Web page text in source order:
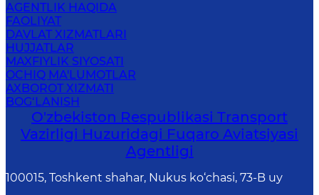
AGENTLIK HAQIDA
FAOLIYAT
DAVLAT XIZMATLARI
HUJJATLAR
MAXFIYLIK SIYOSATI
OCHIQ MA'LUMOTLAR
AXBOROT XIZMATI
BOG‘LANISH
O'zbekiston Respublikasi Transport
Vazirligi Huzuridagi Fuqaro Aviatsiyasi
Agentligi
100015, Toshkent shahar, Nukus ko‘chasi, 73-B uу